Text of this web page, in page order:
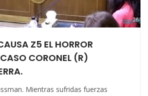
Z5 EL HORROR
CORONEL (R)
Mientras sufridas fuerzas